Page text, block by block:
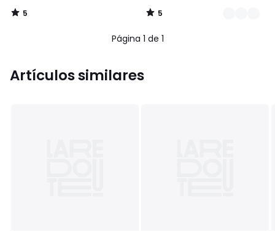
5
/
5
/
Página 1 de 1
Artículos similares